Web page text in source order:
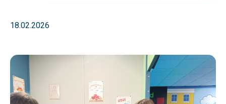
18.02.2026